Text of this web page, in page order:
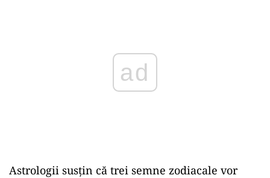
ad
Astrologii susțin că trei semne zodiacale vor